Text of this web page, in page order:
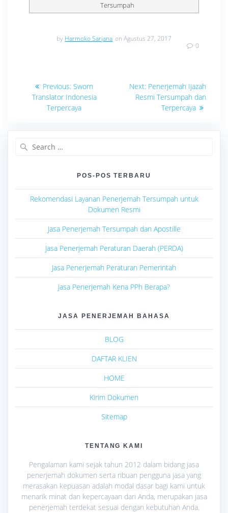
Tersumpah
by Harmoko Sarjana on Agustus 27, 2017
0
Navigasi
pos
Previous: Previous
post:
Sworn
Translator Indonesia
Terpercaya
Next: Next
post:
Penerjemah Ijazah
Resmi Tersumpah dan
Terpercaya
POS-POS TERBARU
Rekomendasi Layanan Penerjemah Tersumpah untuk
Dokumen Resmi
Jasa Penerjemah Tersumpah dan Apostille
Jasa Penerjemah Peraturan Daerah (PERDA)
Jasa Penerjemah Peraturan Pemerintah
Jasa Penerjemah Kena PPh Berapa?
JASA PENERJEMAH BAHASA
BLOG
DAFTAR KLIEN
HOME
Kirim Dokumen
Sitemap
TENTANG KAMI
Pengalaman kami sejak tahun 2012 dalam bidang jasa
penerjemah dokumen serta ribuan pengguna jasa yang
merasakan kepuasan adalah modal dasar bagi kami untuk
menarik minat dan kepercayaan dari Anda, merupakan jasa
penerjemah terdekat sesuai dengan kebutuhan Anda.